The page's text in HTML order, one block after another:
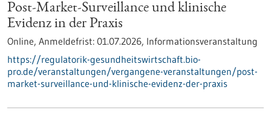
Post-Market-Surveillance und klinische
Evidenz in der Praxis
Online, Anmeldefrist: 01.07.2026, Informationsveranstaltung
https://regulatorik-gesundheitswirtschaft.bio-
pro.de/veranstaltungen/vergangene-veranstaltungen/post-
market-surveillance-und-klinische-evidenz-der-praxis